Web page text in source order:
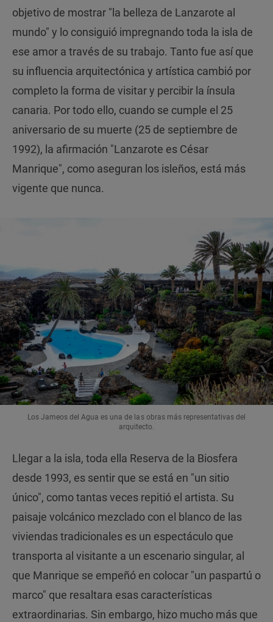
objetivo de mostrar "la belleza de Lanzarote al
mundo" y lo consiguió impregnando toda la isla de
ese amor a través de su trabajo. Tanto fue así que
su influencia arquitectónica y artística cambió por
completo la forma de visitar y percibir la ínsula
canaria. Por todo ello, cuando se cumple el 25
aniversario de su muerte (25 de septiembre de
1992), la afirmación "Lanzarote es César
Manrique", como aseguran los isleños, está más
vigente que nunca.
Los Jameos del Agua es una de las obras más representativas del
arquitecto.
Llegar a la isla, toda ella Reserva de la Biosfera
desde 1993, es sentir que se está en "un sitio
único", como tantas veces repitió el artista. Su
paisaje volcánico mezclado con el blanco de las
viviendas tradicionales es un espectáculo que
transporta al visitante a un escenario singular, al
que Manrique se empeñó en colocar "un paspartú o
marco" que resaltara esas características
extraordinarias. Sin embargo, hizo mucho más que